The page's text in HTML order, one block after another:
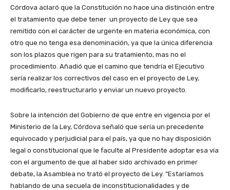
Córdova aclaró que la Constitución no hace una distinción entre
el tratamiento que debe tener un proyecto de Ley que sea
remitido con el carácter de urgente en materia económica, con
otro que no tenga esa denominación, ya que la única diferencia
son los plazos que rigen para su tratamiento, mas no el
procedimiento. Añadió que el camino que tendría el Ejecutivo
sería realizar los correctivos del caso en el proyecto de Ley,
modificarlo, reestructurarlo y enviar un nuevo proyecto.
Sobre la intención del Gobierno de que entre en vigencia por el
Ministerio de la Ley, Córdova señaló que sería un precedente
equivocado y perjudicial para el país, ya que no hay disposición
legal o constitucional que le faculte al Presidente adoptar esa vía
con el argumento de que al haber sido archivado en primer
debate, la Asamblea no trató el proyecto de Ley. “Estaríamos
hablando de una secuela de inconstitucionalidades y de